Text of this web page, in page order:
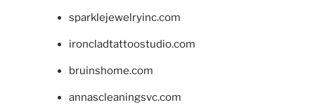
sparklejewelryinc.com
ironcladtattoostudio.com
bruinshome.com
annascleaningsvc.com